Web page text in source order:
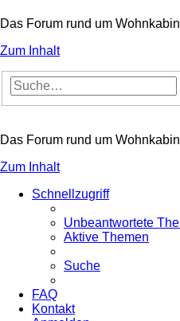
Das Forum rund um
Zum Inhalt
Das Forum rund um
Zum Inhalt
Schnellzugriff
Unbeantwortete
Aktive Themen
Suche
FAQ
Kontakt